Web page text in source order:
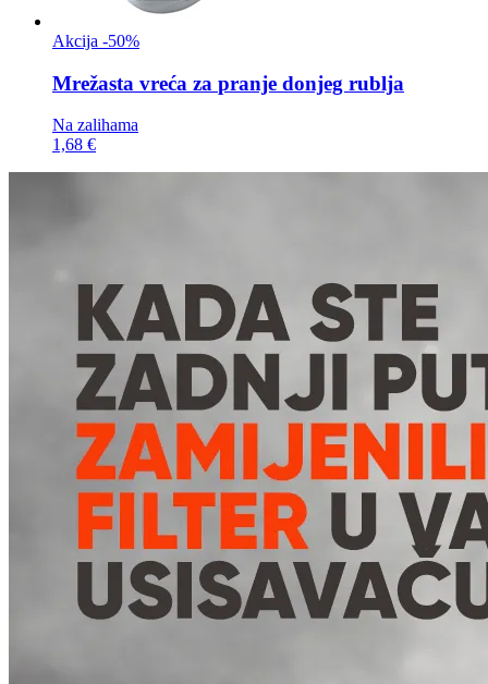
Akcija -50%
Mrežasta vreća za pranje donjeg rublja
Na zalihama
1,68 €